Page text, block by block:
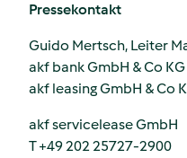
Pressekontakt
Guido Mertsch, Leiter
akf bank GmbH & Co KG
akf leasing GmbH & Co
akf servicelease GmbH
T +49 202 25727-2900